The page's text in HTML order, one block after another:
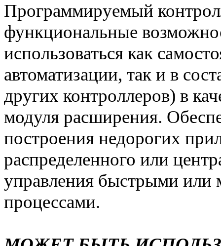
Программируемый
функциональные
использоваться как
автоматизации, так и в
других контроллеров) в
модуля расширения.
построения недорогих
распределенного или
управления быстрыми или
процессами.